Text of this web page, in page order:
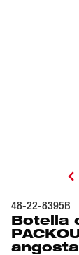
48-22-8395B
Botella
angosta